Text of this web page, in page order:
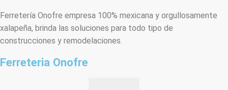
Ferretería Onofre empresa 100% mexicana y orgullosamente
xalapeña, brinda las soluciones para todo tipo de
construcciones y remodelaciones.
Ferreteria Onofre